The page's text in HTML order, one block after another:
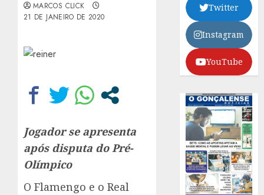
MARCOS CLICK
21 DE JANEIRO DE 2020
Jogador se apresenta
após disputa do Pré-
Olímpico
O Flamengo e o Real
Twitter
Instagram
YouTube